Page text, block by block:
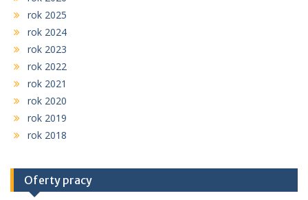
rok 2025
rok 2024
rok 2023
rok 2022
rok 2021
rok 2020
rok 2019
rok 2018
Oferty pracy